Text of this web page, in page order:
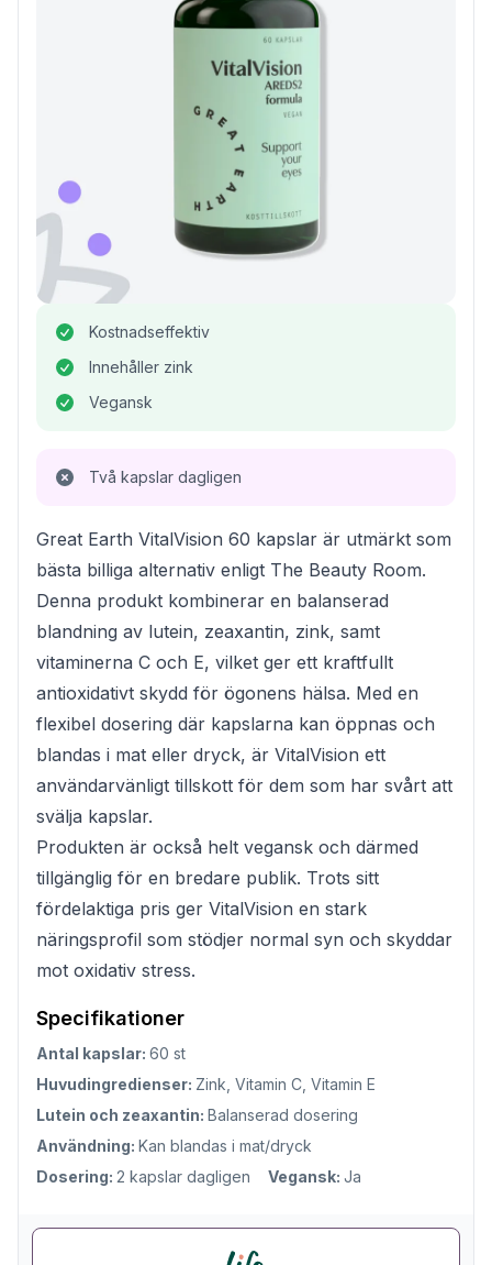
Kostnadseffektiv
Innehåller zink
Vegansk
Två kapslar dagligen
Great Earth VitalVision 60 kapslar är utmärkt som
bästa billiga alternativ enligt The Beauty Room.
Denna produkt kombinerar en balanserad
blandning av lutein, zeaxantin, zink, samt
vitaminerna C och E, vilket ger ett kraftfullt
antioxidativt skydd för ögonens hälsa. Med en
flexibel dosering där kapslarna kan öppnas och
blandas i mat eller dryck, är VitalVision ett
användarvänligt tillskott för dem som har svårt att
svälja kapslar.
Produkten är också helt vegansk och därmed
tillgänglig för en bredare publik. Trots sitt
fördelaktiga pris ger VitalVision en stark
näringsprofil som stödjer normal syn och skyddar
mot oxidativ stress.
Specifikationer
Antal kapslar: 60 st
Huvudingredienser: Zink, Vitamin C, Vitamin E
Lutein och zeaxantin: Balanserad dosering
Användning: Kan blandas i mat/dryck
Dosering: 2 kapslar dagligen Vegansk: Ja